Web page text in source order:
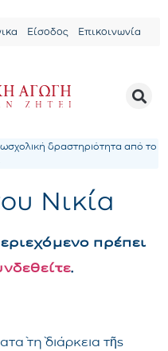
Είσοδος Επικοινωνία
δραστηριότητα από το
Νικία
πρέπει
.
τὴ διάρκεια τῆς